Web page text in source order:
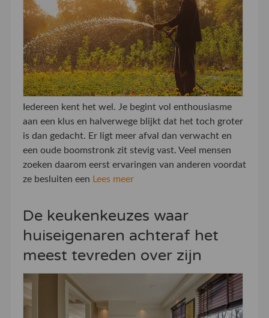
Iedereen kent het wel. Je begint vol enthousiasme
aan een klus en halverwege blijkt dat het toch groter
is dan gedacht. Er ligt meer afval dan verwacht en
een oude boomstronk zit stevig vast. Veel mensen
zoeken daarom eerst ervaringen van anderen voordat
ze besluiten een Lees meer
De keukenkeuzes waar
huiseigenaren achteraf het
meest tevreden over zijn